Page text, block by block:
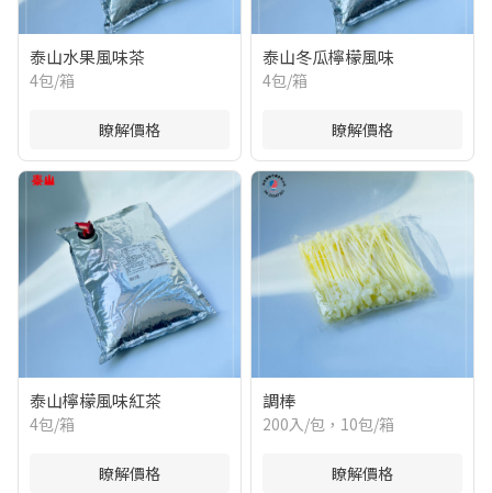
泰山水果風味茶
4包/箱
瞭解價格
泰山冬瓜檸檬風味
4包/箱
瞭解價格
泰山檸檬風味紅茶
4包/箱
瞭解價格
調棒
200入/包，10包/箱
瞭解價格